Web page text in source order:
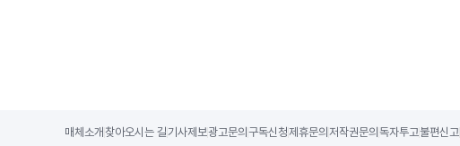
매체소개 찾아오시는 길기사제보광고문의 구독신청제휴문의 저작권문의 독자투고불편신고